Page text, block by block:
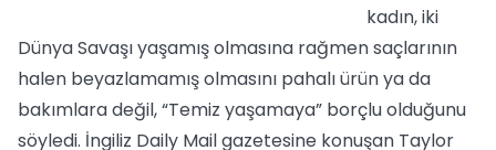
kadın, iki
Dünya Savaşı yaşamış olmasına rağmen saçlarının
halen beyazlamamış olmasını pahalı ürün ya da
bakımlara değil, “Temiz yaşamaya” borçlu olduğunu
söyledi. İngiliz Daily Mail gazetesine konuşan Taylor